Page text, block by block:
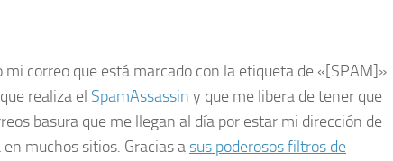
correo que está marcado con la etiqueta de «[SPAM]»
realiza el SpamAssassin y que me libera de tener que
basura que me llegan al día por estar mi dirección de
muchos sitios. Gracias a sus poderosos filtros de